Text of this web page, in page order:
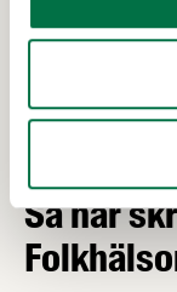
Är du
Hör i så fall av
Så här